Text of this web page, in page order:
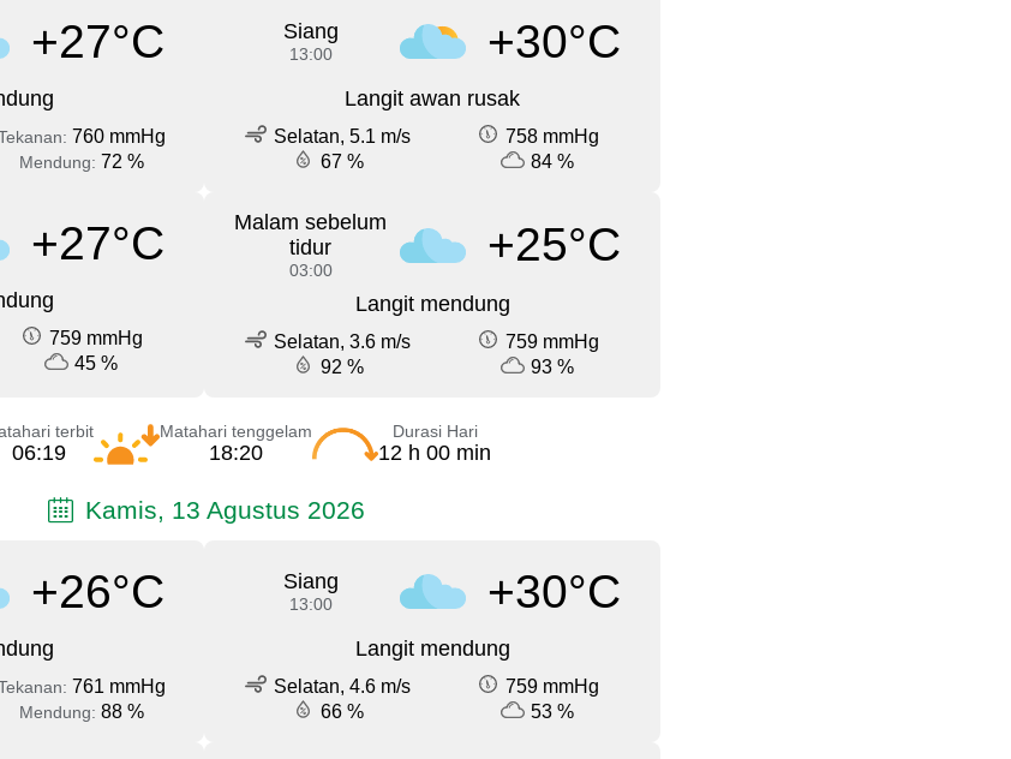
+27°C
760 mmHg
Mendung: 72 %
Siang
13:00 +30°C
Langit awan rusak
Selatan, 5.1 m/s
758 mmHg
67 %
84 %
+27°C
759 mmHg
45 %
Malam sebelum
tidur
03:00 +25°C
Langit mendung
Selatan, 3.6 m/s
759 mmHg
92 %
93 %
terbit
06:19
Matahari tenggelam
18:20
Durasi Hari
12 h 00 min
Kamis, 13 Agustus 2026
+26°C
761 mmHg
Mendung: 88 %
Siang
13:00 +30°C
Langit mendung
Selatan, 4.6 m/s
759 mmHg
66 %
53 %